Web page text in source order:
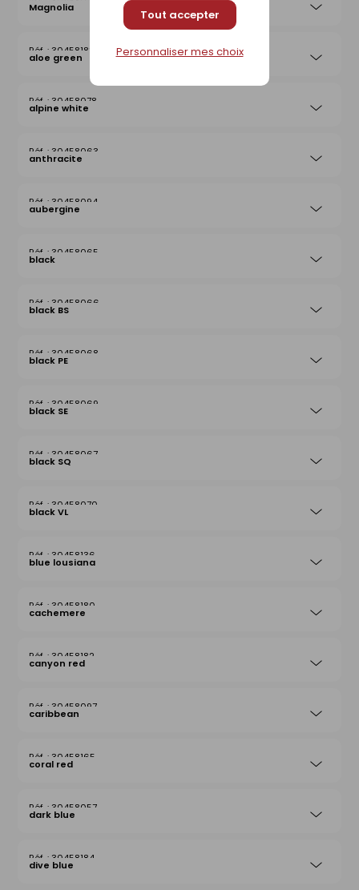
Tout accepter
Personnaliser mes choix
Magnolia
30458183
aloe green
30458078
alpine white
30458063
anthracite
30458094
aubergine
30458065
black
30458066
black BS
30458068
black PE
30458069
black SE
30458067
black SQ
30458070
black VL
30458136
blue lousiana
30458180
cachemere
30458182
canyon red
30458097
caribbean
30458165
coral red
30458057
dark blue
30458184
dive blue